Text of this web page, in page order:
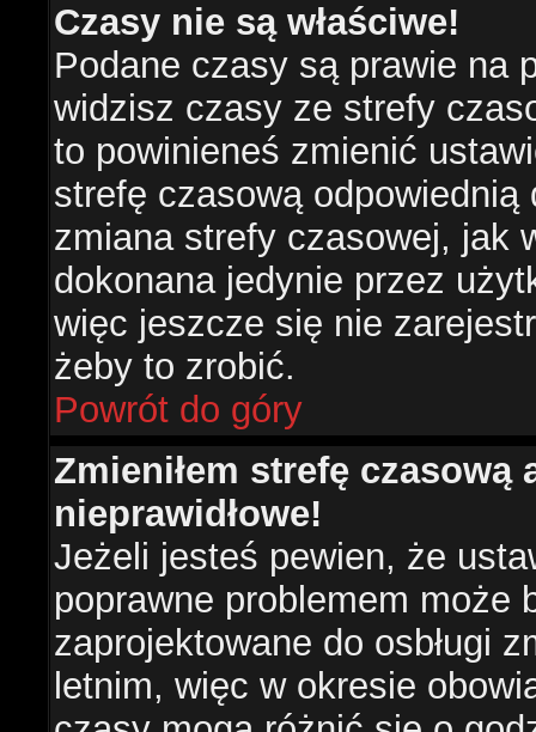
Czasy nie są właściwe!
Podane czasy są prawie na
widzisz czasy ze strefy
to powinieneś zmienić
strefę czasową
zmiana strefy czasowej, jak
dokonana jedynie przez
więc jeszcze się nie
żeby to zrobić.
Powrót do góry
Zmieniłem strefę czasową
nieprawidłowe!
Jeżeli jesteś pewien, że
poprawne problemem może
zaprojektowane do osbługi
letnim, więc w okresie